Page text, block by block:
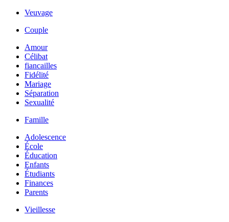
Veuvage
Couple
Amour
Célibat
fiancailles
Fidélité
Mariage
Séparation
Sexualité
Famille
Adolescence
École
Éducation
Enfants
Étudiants
Finances
Parents
Vieillesse